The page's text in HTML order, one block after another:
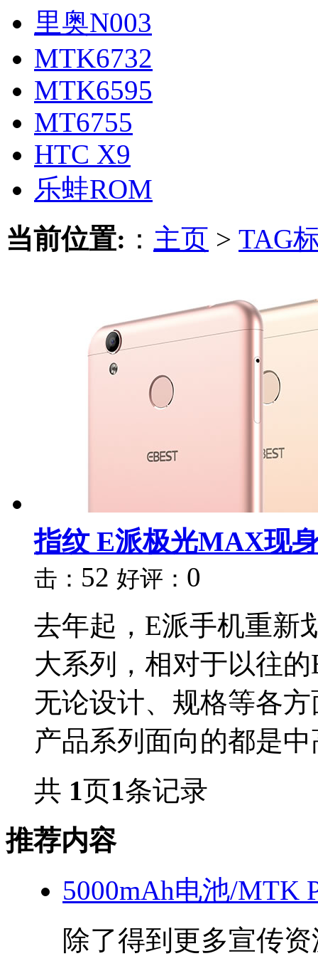
里奥N003
MTK6732
MTK6595
MT6755
HTC X9
乐蛙ROM
当前位置: ： 主页 > TAG
指纹 E派极光MAX现
击： 52 好评： 0
去年起，E派手机重新
大系列，相对于以往
无论设计、规格等各
产品系列面向的都是中
共 1页1条记录
推荐内容
5000mAh电池/MTK
除了得到更多宣传